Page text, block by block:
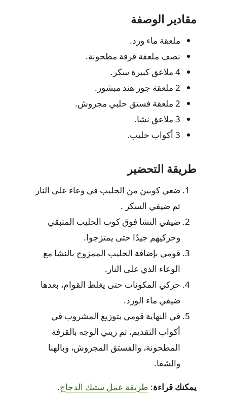
مقادير الوصفة
ملعقة ماء ورد.
نصف ملعقة قرفة مطحونة.
4 ملاعق كبيرة سكر.
2 ملعقة جوز هند مبشور.
2 ملعقة فستق حلبي مجروش.
3 ملاعق نشا.
3 أكواب حليب.
طريقة التحضير
ضعي كوبين من الحليب في وعاء على النار
ثم ضيفي السكر .
ضيفي النشا فوق كوب الحليب المتبقي
وحركيهم جيدًا حتى يمتزجوا.
قومي بإضافة الحليب الممزوج بالنشا مع
الوعاء الذي على النار.
حركي المكونات حتى يغلظ القوام، بعدها
ضيفي ماء الورد.
في النهاية قومي بتوزيع المشروب في
أكواب التقديم، ثم زيني الوجه بالقرفة
المطحونة، والفستق المجروش، وبالهنا
والشفا.
يمكنك قراءة: طريقة عمل ستيك الدجاج.